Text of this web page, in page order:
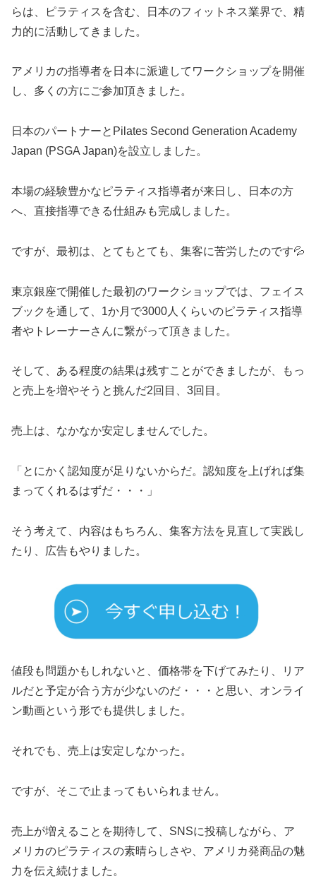
らは、ピラティスを含む、日本のフィットネス業界で、精
力的に活動してきました。
アメリカの指導者を日本に派遣してワークショップを開催
し、多くの方にご参加頂きました。
日本のパートナーとPilates Second Generation Academy
Japan (PSGA Japan)を設立しました。
本場の経験豊かなピラティス指導者が来日し、日本の方
へ、直接指導できる仕組みも完成しました。
ですが、最初は、とてもとても、集客に苦労したのです💦
東京銀座で開催した最初のワークショップでは、フェイス
ブックを通して、1か月で3000人くらいのピラティス指導
者やトレーナーさんに繋がって頂きました。
そして、ある程度の結果は残すことができましたが、もっ
と売上を増やそうと挑んだ2回目、3回目。
売上は、なかなか安定しませんでした。
「とにかく認知度が足りないからだ。認知度を上げれば集
まってくれるはずだ・・・」
そう考えて、内容はもちろん、集客方法を見直して実践し
たり、広告もやりました。
値段も問題かもしれないと、価格帯を下げてみたり、リア
ルだと予定が合う方が少ないのだ・・・と思い、オンライ
ン動画という形でも提供しました。
それでも、売上は安定しなかった。
ですが、そこで止まってもいられません。
売上が増えることを期待して、SNSに投稿しながら、ア
メリカのピラティスの素晴らしさや、アメリカ発商品の魅
力を伝え続けました。